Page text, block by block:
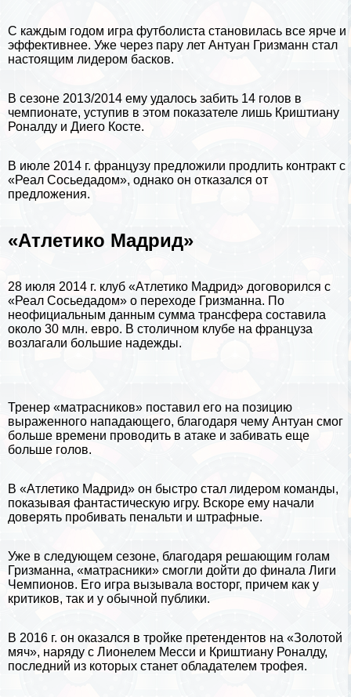
С каждым годом игра футболиста становилась все ярче и
эффективнее. Уже через пару лет Антуан Гризманн стал
настоящим лидером басков.
В сезоне 2013/2014 ему удалось забить 14 голов в
чемпионате, уступив в этом показателе лишь Криштиану
Роналду и Диего Косте.
В июле 2014 г. французу предложили продлить контpaкт с
«Реал Сосьедадом», однако он отказался от
предложения.
«Атлетико Мадрид»
28 июля 2014 г. клуб «Атлетико Мадрид» договорился с
«Реал Сосьедадом» о переходе Гризманна. По
неофициальным данным сумма трaнcфера составила
около 30 млн. евро. В столичном клубе на француза
возлагали большие надежды.
Тренер «матрасников» поставил его на позицию
выраженного нападающего, благодаря чему Антуан смог
больше времени проводить в атаке и забивать еще
больше голов.
В «Атлетико Мадрид» он быстро стал лидером комaнды,
показывая фантастическую игру. Вскоре ему начали
доверять пробивать пенальти и штрафные.
Уже в следующем сезоне, благодаря решающим голам
Гризманна, «матрасники» смогли дойти до финала Лиги
Чемпионов. Его игра вызывала восторг, причем как у
критиков, так и у обычной публики.
В 2016 г. он оказался в тройке претендентов на «Золотой
мяч», наряду с Лионелем Месси и Криштиану Роналду,
последний из которых станет обладателем трофея.